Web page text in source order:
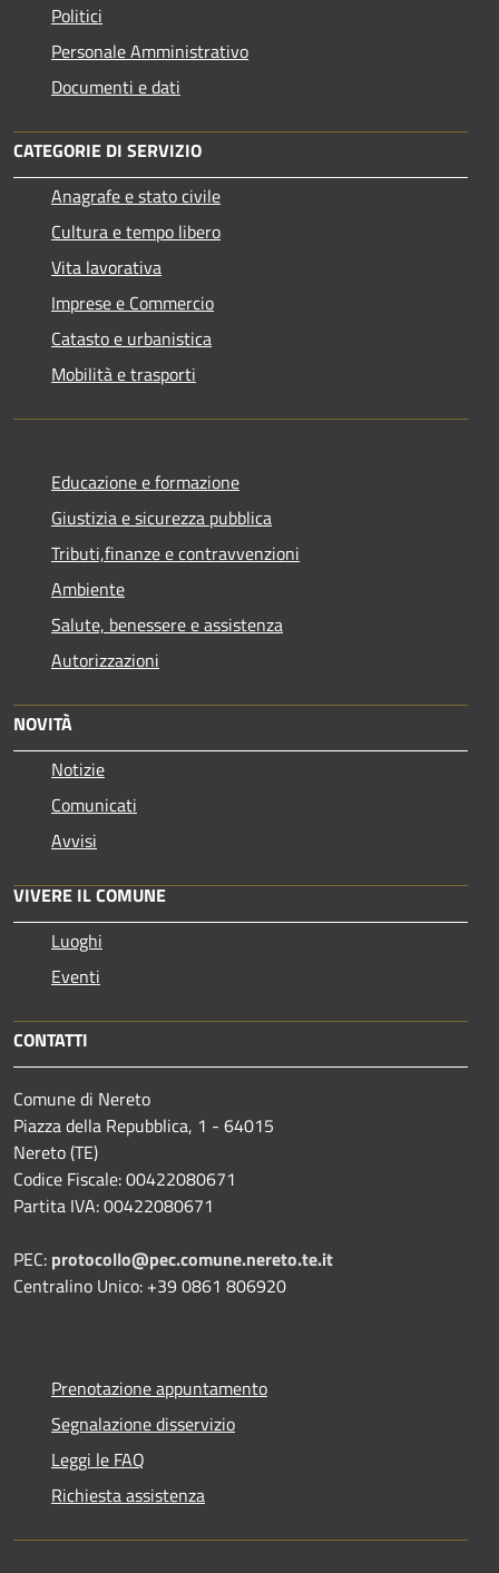
Politici
Personale Amministrativo
Documenti e dati
CATEGORIE DI SERVIZIO
Anagrafe e stato civile
Cultura e tempo libero
Vita lavorativa
Imprese e Commercio
Catasto e urbanistica
Mobilità e trasporti
Educazione e formazione
Giustizia e sicurezza pubblica
Tributi,finanze e contravvenzioni
Ambiente
Salute, benessere e assistenza
Autorizzazioni
NOVITÀ
Notizie
Comunicati
Avvisi
VIVERE IL COMUNE
Luoghi
Eventi
CONTATTI
Comune di Nereto
Piazza della Repubblica, 1 - 64015
Nereto (TE)
Codice Fiscale: 00422080671
Partita IVA: 00422080671
PEC: protocollo@pec.comune.nereto.te.it
Centralino Unico: +39 0861 806920
Prenotazione appuntamento
Segnalazione disservizio
Leggi le FAQ
Richiesta assistenza